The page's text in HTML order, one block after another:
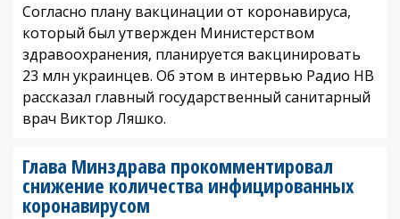
Согласно плану вакцинации от коронавируса,
который был утвержден Министерством
здравоохранения, планируется вакцинировать
23 млн украинцев. Об этом в интервью Радио НВ
рассказал главный государственный санитарный
врач Виктор Ляшко.
Глава Минздрава прокомментировал
снижение количества инфицированных
коронавирусом